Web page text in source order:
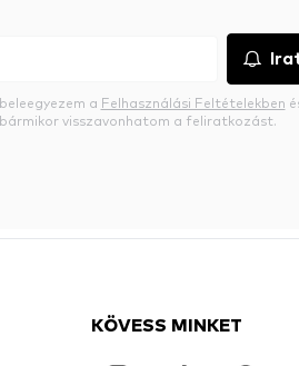
a Felhasználási Feltételekben
visszavonhatom a feliratkozást.
KÖVESS MINKET